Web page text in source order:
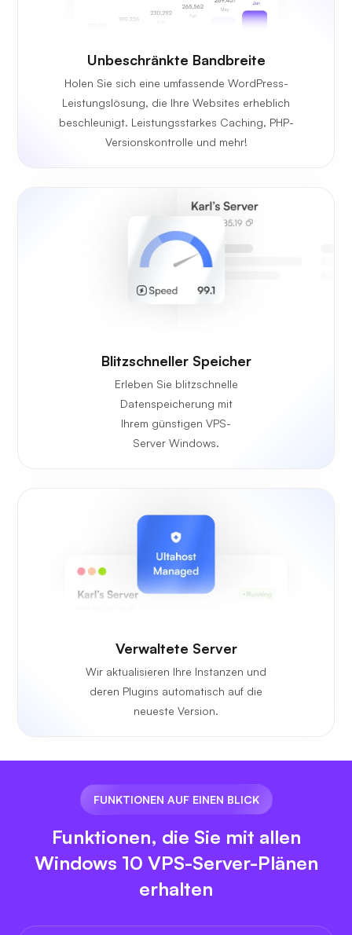
Unbeschränkte Bandbreite
Holen Sie sich eine umfassende WordPress-
Leistungslösung, die Ihre Websites erheblich
beschleunigt. Leistungsstarkes Caching, PHP-
Versionskontrolle und mehr!
Blitzschneller Speicher
Erleben Sie blitzschnelle
Datenspeicherung mit
Ihrem günstigen VPS-
Server Windows.
Verwaltete Server
Wir aktualisieren Ihre Instanzen und
deren Plugins automatisch auf die
neueste Version.
FUNKTIONEN AUF EINEN BLICK
Funktionen, die Sie mit allen
Windows 10 VPS-Server-Plänen
erhalten